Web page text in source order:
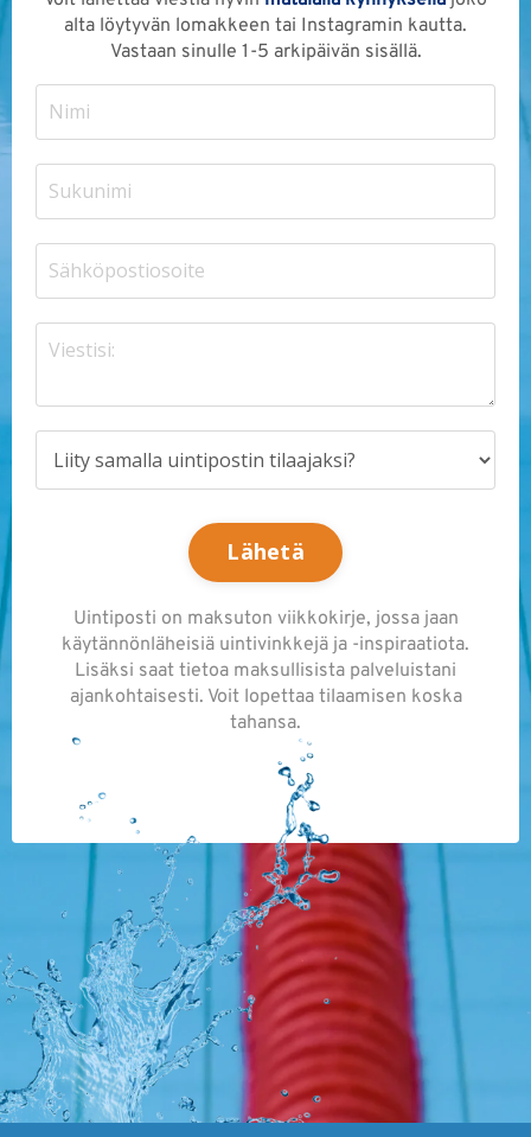
alta löytyvän lomakkeen tai Instagramin kautta.
Vastaan sinulle 1-5 arkipäivän sisällä.
Lähetä
Uintiposti on maksuton viikkokirje, jossa jaan
käytännönläheisiä uintivinkkejä ja -inspiraatiota.
Lisäksi saat tietoa maksullisista palveluistani
ajankohtaisesti. Voit lopettaa tilaamisen koska
tahansa.